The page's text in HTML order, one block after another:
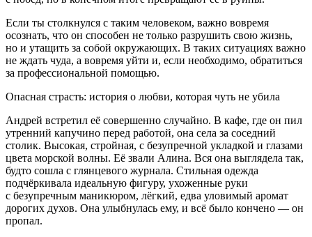
Если ты столкнулся с таким человеком, важно вовремя
осознать, что он способен не только разрушить свою жизнь,
но и утащить за собой окружающих. В таких ситуациях важно
не ждать чуда, а вовремя уйти и, если необходимо, обратиться
за профессиональной помощью.
Опасная страсть: история о любви, которая чуть не убила
Андрей встретил её совершенно случайно. В кафе, где он пил
утренний капучино перед работой, она села за соседний
столик. Высокая, стройная, с безупречной укладкой и глазами
цвета морской волны. Её звали Алина. Вся она выглядела так,
будто сошла с глянцевого журнала. Стильная одежда
подчёркивала идеальную фигуру, ухоженные руки
с безупречным маникюром, лёгкий, едва уловимый аромат
дорогих духов. Она улыбнулась ему, и всё было кончено — он
пропал.